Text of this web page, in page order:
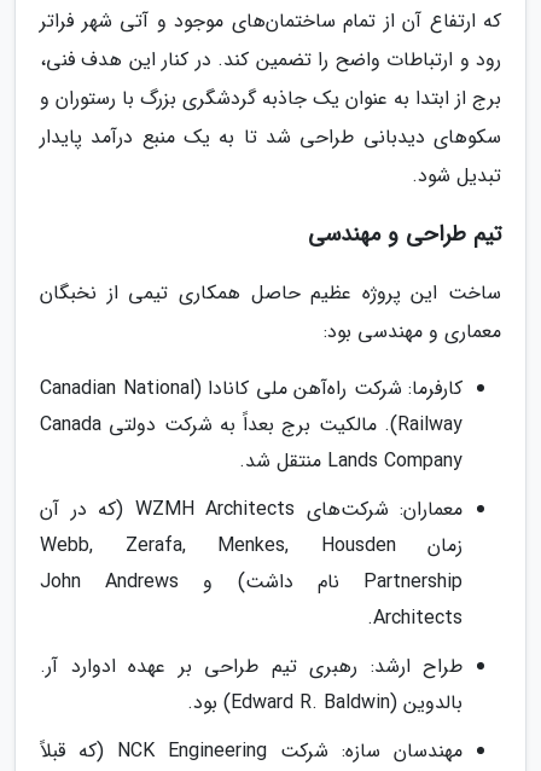
که ارتفاع آن از تمام ساختمان‌های موجود و آتی شهر فراتر
رود و ارتباطات واضح را تضمین کند. در کنار این هدف فنی،
برج از ابتدا به عنوان یک جاذبه گردشگری بزرگ با رستوران و
سکوهای دیدبانی طراحی شد تا به یک منبع درآمد پایدار
تبدیل شود.
تیم طراحی و مهندسی
ساخت این پروژه عظیم حاصل همکاری تیمی از نخبگان
معماری و مهندسی بود:
کارفرما: شرکت راه‌آهن ملی کانادا (Canadian National
Railway). مالکیت برج بعداً به شرکت دولتی Canada
Lands Company منتقل شد.
معماران: شرکت‌های WZMH Architects (که در آن
زمان Webb, Zerafa, Menkes, Housden
Partnership نام داشت) و John Andrews
Architects.
طراح ارشد: رهبری تیم طراحی بر عهده ادوارد آر.
بالدوین (Edward R. Baldwin) بود.
مهندسان سازه: شرکت NCK Engineering (که قبلاً